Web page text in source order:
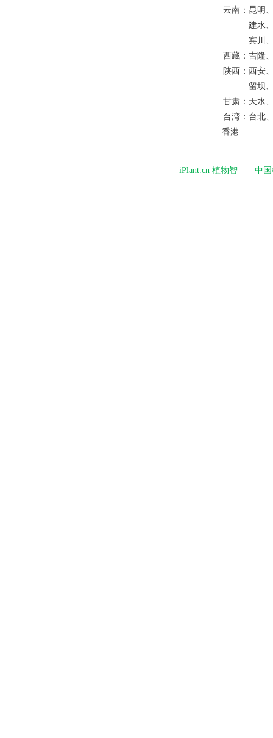
云南： 昆明
建水
宾川
西藏： 吉隆
陕西： 西安
留坝
甘肃： 天水
台湾： 台北
香港
iPlant.cn 植物智——中国